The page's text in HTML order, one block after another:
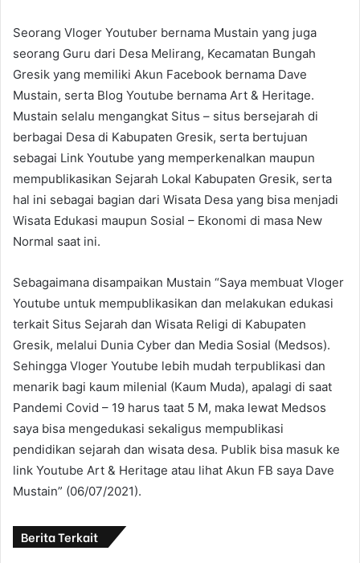
Seorang Vloger Youtuber bernama Mustain yang juga
seorang Guru dari Desa Melirang, Kecamatan Bungah
Gresik yang memiliki Akun Facebook bernama Dave
Mustain, serta Blog Youtube bernama Art & Heritage.
Mustain selalu mengangkat Situs – situs bersejarah di
berbagai Desa di Kabupaten Gresik, serta bertujuan
sebagai Link Youtube yang memperkenalkan maupun
mempublikasikan Sejarah Lokal Kabupaten Gresik, serta
hal ini sebagai bagian dari Wisata Desa yang bisa menjadi
Wisata Edukasi maupun Sosial – Ekonomi di masa New
Normal saat ini.
Sebagaimana disampaikan Mustain “Saya membuat Vloger
Youtube untuk mempublikasikan dan melakukan edukasi
terkait Situs Sejarah dan Wisata Religi di Kabupaten
Gresik, melalui Dunia Cyber dan Media Sosial (Medsos).
Sehingga Vloger Youtube lebih mudah terpublikasi dan
menarik bagi kaum milenial (Kaum Muda), apalagi di saat
Pandemi Covid – 19 harus taat 5 M, maka lewat Medsos
saya bisa mengedukasi sekaligus mempublikasi
pendidikan sejarah dan wisata desa. Publik bisa masuk ke
link Youtube Art & Heritage atau lihat Akun FB saya Dave
Mustain” (06/07/2021).
Berita Terkait